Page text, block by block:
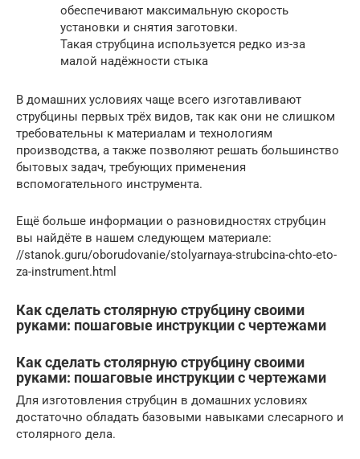
обеспечивают максимальную скорость
установки и снятия заготовки.
Такая струбцина используется редко из-за
малой надёжности стыка
В домашних условиях чаще всего изготавливают
струбцины первых трёх видов, так как они не слишком
требовательны к материалам и технологиям
производства, а также позволяют решать большинство
бытовых задач, требующих применения
вспомогательного инструмента.
Ещё больше информации о разновидностях струбцин
вы найдёте в нашем следующем материале:
//stanok.guru/oborudovanie/stolyarnaya-strubcina-chto-eto-
za-instrument.html
Как сделать столярную струбцину своими
руками: пошаговые инструкции с чертежами
Как сделать столярную струбцину своими
руками: пошаговые инструкции с чертежами
Для изготовления струбцин в домашних условиях
достаточно обладать базовыми навыками слесарного и
столярного дела.